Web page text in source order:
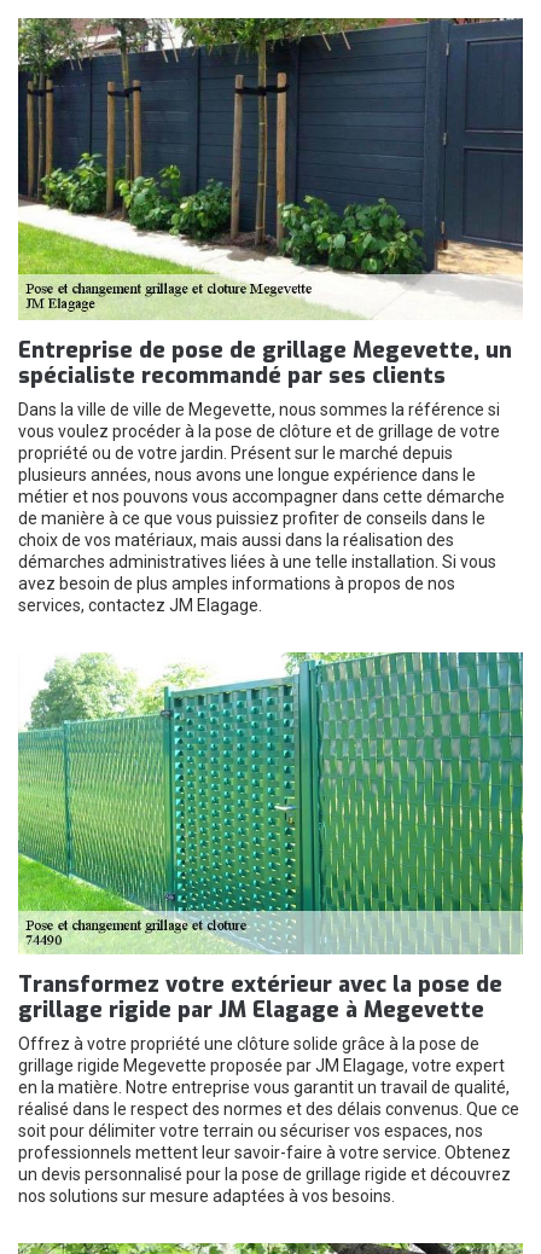
Entreprise de pose de grillage Megevette, un
spécialiste recommandé par ses clients
Dans la ville de ville de Megevette, nous sommes la référence si
vous voulez procéder à la pose de clôture et de grillage de votre
propriété ou de votre jardin. Présent sur le marché depuis
plusieurs années, nous avons une longue expérience dans le
métier et nos pouvons vous accompagner dans cette démarche
de manière à ce que vous puissiez profiter de conseils dans le
choix de vos matériaux, mais aussi dans la réalisation des
démarches administratives liées à une telle installation. Si vous
avez besoin de plus amples informations à propos de nos
services, contactez JM Elagage.
Transformez votre extérieur avec la pose de
grillage rigide par JM Elagage à Megevette
Offrez à votre propriété une clôture solide grâce à la pose de
grillage rigide Megevette proposée par JM Elagage, votre expert
en la matière. Notre entreprise vous garantit un travail de qualité,
réalisé dans le respect des normes et des délais convenus. Que ce
soit pour délimiter votre terrain ou sécuriser vos espaces, nos
professionnels mettent leur savoir-faire à votre service. Obtenez
un devis personnalisé pour la pose de grillage rigide et découvrez
nos solutions sur mesure adaptées à vos besoins.